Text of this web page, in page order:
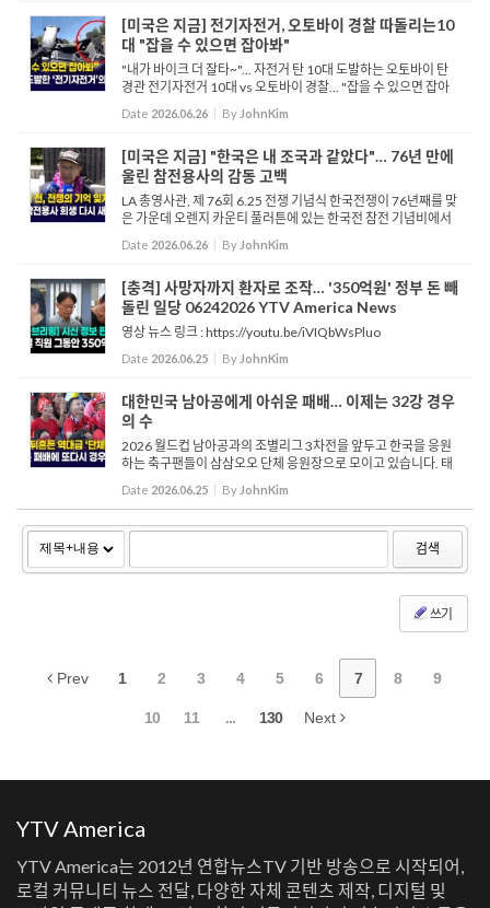
[미국은 지금] 전기자전거, 오토바이 경찰 따돌리는10
대 "잡을 수 있으면 잡아봐"
"내가 바이크 더 잘타~"... 자전거 탄 10대 도발하는 오토바이 탄
경관 전기자전거 10대 vs 오토바이 경찰... "잡을 수 있으면 잡아
봐" 오렌지시에서 한 오토바이 경찰관과 전기 자전거를 탄 십대의
추격전이 담긴 영상이 공개됐습니다. 영상 속에서 경관은 전...
Date 2026.06.26 By JohnKim
[미국은 지금] "한국은 내 조국과 같았다"… 76년 만에
울린 참전용사의 감동 고백
LA 총영사관, 제 76회 6.25 전쟁 기념식 한국전쟁이 76년째를 맞
은 가운데 오렌지 카운티 풀러튼에 있는 한국전 참전 기념비에서
는 이를 기념하는 행사가 열렸습니다. LA 총영사관의 주관으로 열
린 행사에는 미군 참전 용사와 가족에게 평화의 사도...
Date 2026.06.26 By JohnKim
[충격] 사망자까지 환자로 조작… '350억원' 정부 돈 빼
돌린 일당 06242026 YTV America News
영상 뉴스 링크 : https://youtu.be/iVIQbWsPluo
Date 2026.06.25 By JohnKim
대한민국 남아공에게 아쉬운 패배… 이제는 32강 경우
의 수
2026 월드컵 남아공과의 조별리그 3차전을 앞두고 한국을 응원
하는 축구팬들이 삼삼오오 단체 응원장으로 모이고 있습니다. 태
극기를 들고 현장을 찾은 외국인 태극기 모양의 스티커를 얼굴에
붙이는 귀여운 꼬마 응원단 태극기를 몸에 두른 한인 남성 붉은색
...
Date 2026.06.25 By JohnKim
검색
쓰기
Prev 1 2 3 4 5 6 7 8 9
10 11 ... 130 Next
YTV America
YTV America는 2012년 연합뉴스TV 기반 방송으로 시작되어,
로컬 커뮤니티 뉴스 전달, 다양한 자체 콘텐츠 제작, 디지털 및